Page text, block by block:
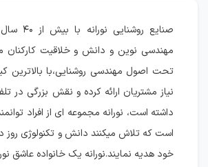
صنایع
مهندسی نوین و دانش و خلاقیت کارکنان
تحت اصول مهندسی روشنایی،با بالاترین
نیاز مشتریان ارائه کرده و نقش بزرگی در
داشته است، نورانه مجموعه ای از افراد
است که تلاش میکنند دانش و تکنولوژی روز
خود هدیه نمایند.نورانه یک خانواده عاشق